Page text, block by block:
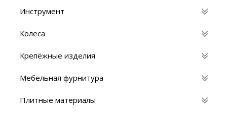
Инструмент
Колеса
Крепёжные изделия
Мебельная фурнитура
Плитные материалы